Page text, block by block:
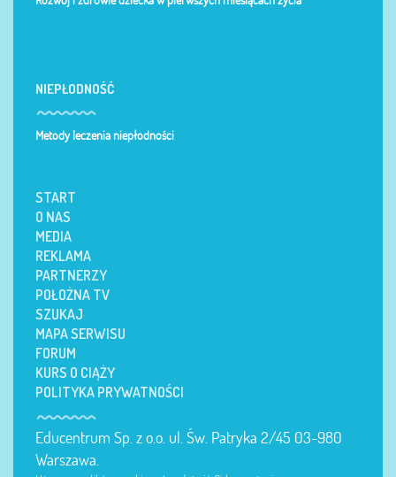
NIEPŁODNOŚĆ
Metody leczenia niepłodności
START
O NAS
MEDIA
REKLAMA
PARTNERZY
POŁOŻNA TV
SZUKAJ
MAPA SERWISU
FORUM
KURS O CIĄŻY
POLITYKA PRYWATNOŚCI
Educentrum Sp. z o.o. ul. Św. Patryka 2/45 03-980
Warszawa.